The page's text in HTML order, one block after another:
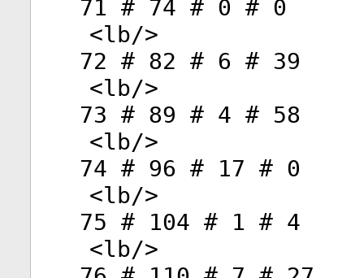
71 # 74 # 0 # 0
<lb/>
72 # 82 # 6 # 39
<lb/>
73 # 89 # 4 # 58
<lb/>
74 # 96 # 17 # 0
<lb/>
75 # 104 # 1 # 4
<lb/>